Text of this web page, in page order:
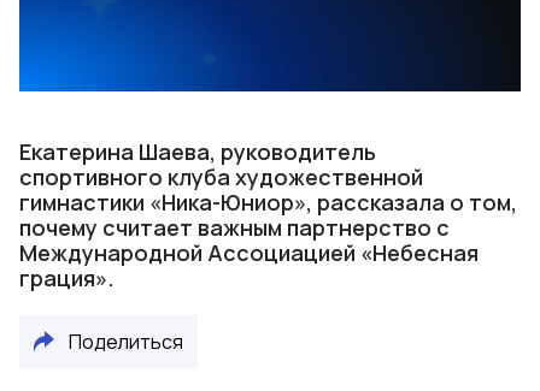
Екатерина Шаева, руководитель
спортивного клуба художественной
гимнастики «Ника-Юниор», рассказала о том,
почему считает важным партнерство с
Международной Ассоциацией «Небесная
грация».
Поделиться